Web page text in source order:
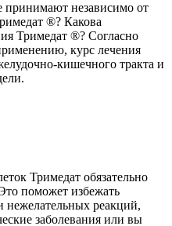
независимо от
®? Какова
Тримедат ®? Согласно
курс лечения
кишечного тракта и
Тримедат обязательно
поможет избежать
реакций,
заболевания или вы